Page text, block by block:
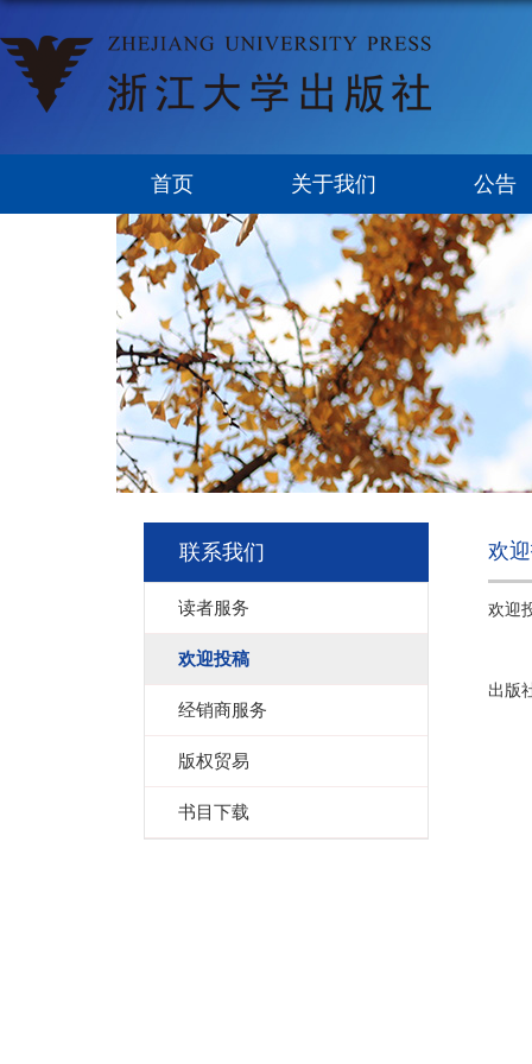
首页 关于我们 公告
联系我们
读者服务
欢迎投稿
经销商服务
版权贸易
书目下载
欢
欢迎
出版